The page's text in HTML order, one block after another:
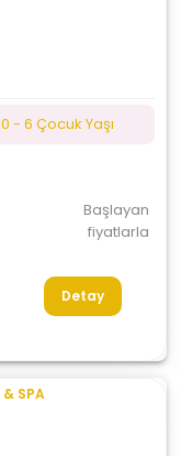
0 - 6 Çocuk Yaşı
Başlayan
fiyatlarla
Detay